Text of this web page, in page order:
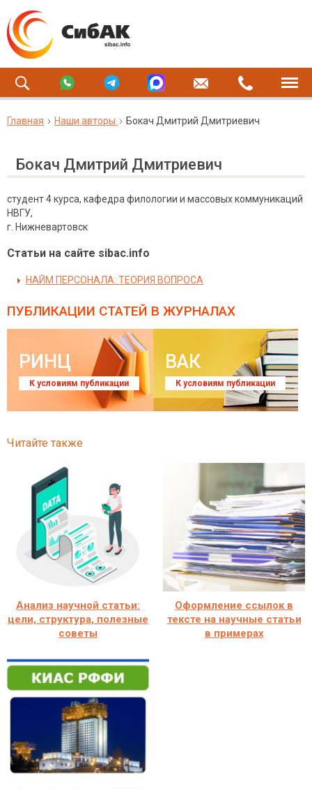
Главная Наши авторы Бокач Дмитрий Дмитриевич
Бокач Дмитрий Дмитриевич
студент 4 курса, кафедра филологии и массовых коммуникаций
НВГУ,
г. Нижневартовск
Статьи на сайте sibac.info
НАЙМ ПЕРСОНАЛА: ТЕОРИЯ ВОПРОСА
ПУБЛИКАЦИИ СТАТЕЙ В ЖУРНАЛАХ
РИНЦ
К условиям публикации
ВАК
К условиям публикации
Читайте также
Анализ научной статьи:
цели, структура, полезные
советы
Оформление ссылок в
тексте на научные статьи
в примерах